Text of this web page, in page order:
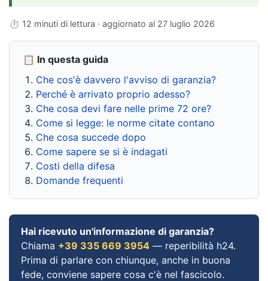
⏱ 12 minuti di lettura · aggiornato al 27 luglio 2026
📋 In questa guida
Che cos'è davvero l'avviso di garanzia?
Perché è arrivato proprio adesso?
Che cosa devi fare nelle prime 72 ore?
Come si legge: le norme citate contano
Che cosa succede dopo
Come sapere se si è indagati
Costi della difesa
Domande frequenti
Hai ricevuto un'informazione di garanzia?
Chiama +39 335 669 3954 — reperibilità h24.
Prima di parlare con chiunque, anche in buona
fede, conviene sapere cosa c'è nel fascicolo.